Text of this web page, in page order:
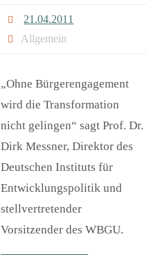
21.04.2011
Allgemein
„Ohne Bürgerengagement
wird die Transformation
nicht gelingen“ sagt Prof. Dr.
Dirk Messner, Direktor des
Deutschen Instituts für
Entwicklungspolitik und
stellvertretender
Vorsitzender des WBGU.